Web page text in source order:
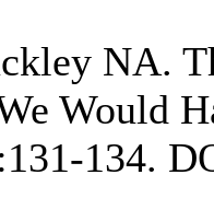
NA.
Would
134.